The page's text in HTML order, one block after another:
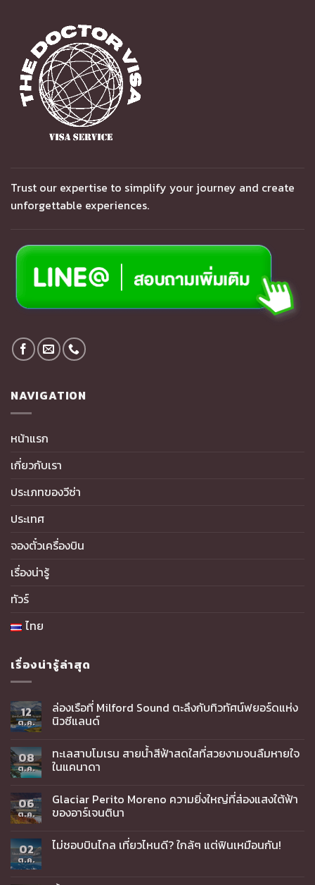
Trust our expertise to simplify your journey and create
unforgettable experiences.
NAVIGATION
หน้าแรก
เกี่ยวกับเรา
ประเภทของวีซ่า
ประเทศ
จองตั๋วเครื่องบิน
เรื่องน่ารู้
ทัวร์
ไทย
เรื่องน่ารู้ล่าสุด
12
ต.ค.
ล่องเรือที่ Milford Sound ตะลึงกับทิวทัศน์ฟยอร์ดแห่ง
นิวซีแลนด์
08
ต.ค.
ทะเลสาบโมเรน สายน้ำสีฟ้าสดใสที่สวยงามจนลืมหายใจ
ในแคนาดา
06
ต.ค.
Glaciar Perito Moreno ความยิ่งใหญ่ที่ส่องแสงใต้ฟ้า
ของอาร์เจนตินา
02
ต.ค.
ไม่ชอบบินไกล เที่ยวไหนดี? ใกล้ๆ แต่ฟินเหมือนกัน!